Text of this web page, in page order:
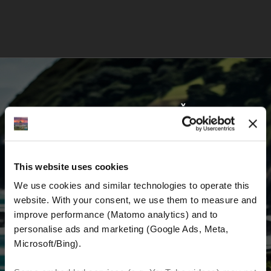
This website uses cookies
We use cookies and similar technologies to operate this
website. With your consent, we use them to measure and
improve performance (Matomo analytics) and to
personalise ads and marketing (Google Ads, Meta,
Microsoft/Bing).
VOZITE S NAMA I KRENITE ŽIVETI SVOJ
Prvi saznajte najnovije vijesti, najbolje ponude
i detaljne informacije o nama i svemu
vezanom uz motociklizam diljem svijeta.
E-mail*